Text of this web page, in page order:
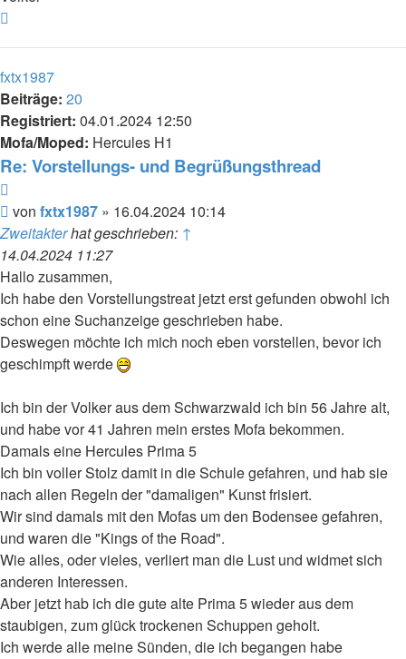
fxtx1987
Beiträge: 20
Registriert: 04.01.2024 12:50
Mofa/Moped: Hercules H1
Re: Vorstellungs- und Begrüßungsthread
Beitrag
von fxtx1987 » 16.04.2024 10:14
Zweitakterhat geschrieben: ↑
14.04.2024 11:27
Hallo zusammen,
Ich habe den Vorstellungstreat jetzt erst gefunden obwohl ich
schon eine Suchanzeige geschrieben habe.
Deswegen möchte ich mich noch eben vorstellen, bevor ich
geschimpft werde
Ich bin der Volker aus dem Schwarzwald ich bin 56 Jahre alt,
und habe vor 41 Jahren mein erstes Mofa bekommen.
Damals eine Hercules Prima 5
Ich bin voller Stolz damit in die Schule gefahren, und hab sie
nach allen Regeln der "damaligen" Kunst frisiert.
Wir sind damals mit den Mofas um den Bodensee gefahren,
und waren die "Kings of the Road".
Wie alles, oder vieles, verliert man die Lust und widmet sich
anderen Interessen.
Aber jetzt hab ich die gute alte Prima 5 wieder aus dem
staubigen, zum glück trockenen Schuppen geholt.
Ich werde alle meine Sünden, die ich begangen habe